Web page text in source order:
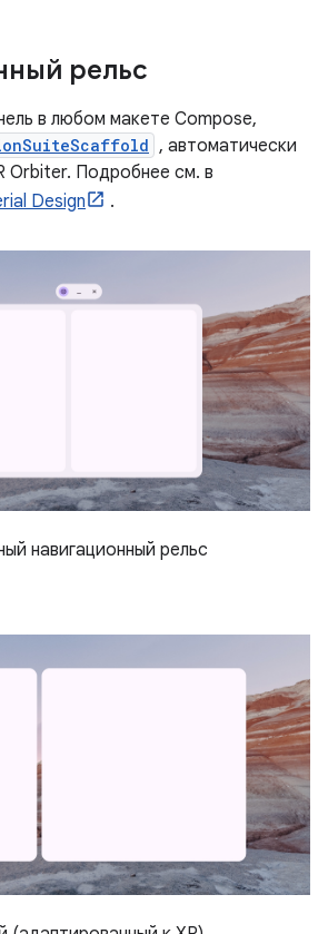
рельс
в любом макете Compose,
, автоматически
Orbiter. Подробнее см. в
Design
.
навигационный рельс